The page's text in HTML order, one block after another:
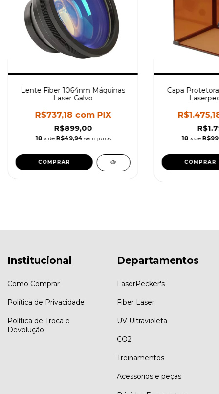
Lente Fiber 1064nm Máquinas
Laser Galvo
R$737,18 com PIX
R$899,00
18 x de R$49,94 sem juros
COMPRAR
Capa
18 x de
Institucional
Como Comprar
Política de Privacidade
Política de Troca e
Devolução
Departamentos
LaserPecker's
Fiber Laser
UV Ultravioleta
CO2
Treinamentos
Acessórios e peças